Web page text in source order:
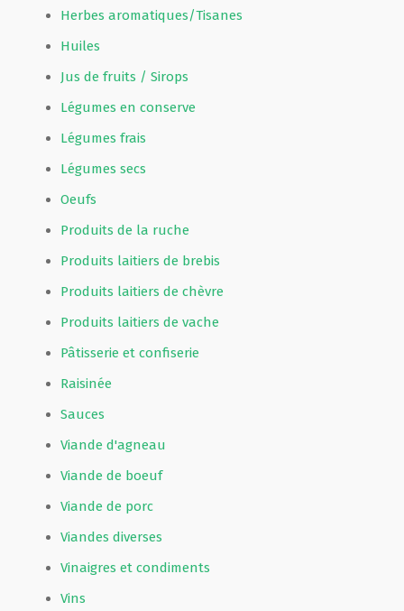
Herbes aromatiques/Tisanes
Huiles
Jus de fruits / Sirops
Légumes en conserve
Légumes frais
Légumes secs
Oeufs
Produits de la ruche
Produits laitiers de brebis
Produits laitiers de chèvre
Produits laitiers de vache
Pâtisserie et confiserie
Raisinée
Sauces
Viande d'agneau
Viande de boeuf
Viande de porc
Viandes diverses
Vinaigres et condiments
Vins